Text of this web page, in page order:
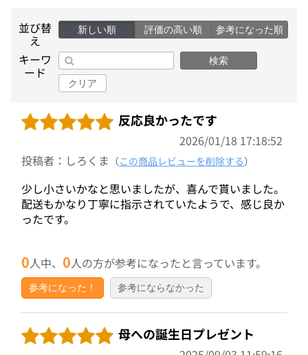
並び替
え
新しい順 評価の高い順 参考になった順
キーワ
ード
検索
クリア
反応良かったです
2026/01/18 17:18:52
投稿者：しろくま （この商品レビューを削除する）
少し小さいかなと思いましたが、喜んで貰いました。
配送もかなり丁寧に指示されていたようで、感じ良か
ったです。
0人中、0人の方が参考になったと言っています。
参考になった！ 参考にならなかった
母への誕生日プレゼント